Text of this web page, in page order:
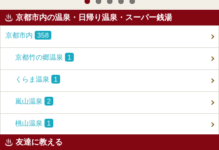
京都市内の温泉・日帰り温泉・スーパー銭湯
京都市内 358
京都竹の郷温泉 1
くらま温泉 1
嵐山温泉 2
桃山温泉 1
友達に教える